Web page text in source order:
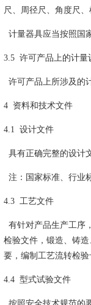
尺、周径尺、角度尺
计量器具应当按照国
3.5 许可产品上的计量
许可产品上所涉及的
4 资料和技术文件
4.1 设计文件
具有正确完整的设计
注：国家标准、行业
4.3 工艺文件
有针对产品生产工序
检验文件，锻造、铸
要，编制工艺流转检验
4.4 型式试验文件